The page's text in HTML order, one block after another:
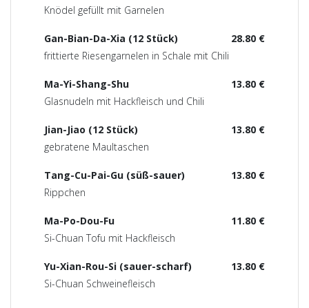
Knödel gefüllt mit Garnelen
28.80 €
Gan-Bian-Da-Xia (12 Stück)
frittierte Riesengarnelen in Schale mit Chili
13.80 €
Ma-Yi-Shang-Shu
Glasnudeln mit Hackfleisch und Chili
13.80 €
Jian-Jiao (12 Stück)
gebratene Maultaschen
13.80 €
Tang-Cu-Pai-Gu (süß-sauer)
Rippchen
11.80 €
Ma-Po-Dou-Fu
Si-Chuan Tofu mit Hackfleisch
13.80 €
Yu-Xian-Rou-Si (sauer-scharf)
Si-Chuan Schweinefleisch